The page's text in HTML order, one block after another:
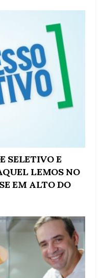
SELETIVO E
LEMOS NO
EM ALTO DO